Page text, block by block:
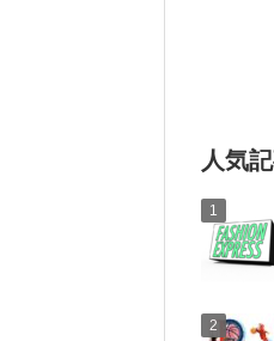
人気